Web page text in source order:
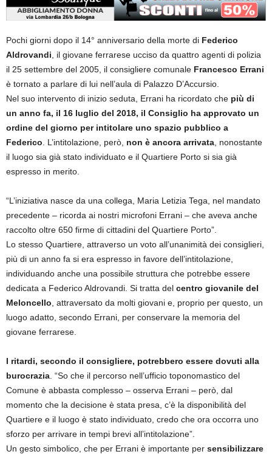
Pochi giorni dopo il 14° anniversario della morte di Federico
Aldrovandi, il giovane ferrarese ucciso da quattro agenti di polizia
il 25 settembre del 2005, il consigliere comunale Francesco Errani
è tornato a parlare di lui nell’aula di Palazzo D’Accursio.
Nel suo intervento di inizio seduta, Errani ha ricordato che più di
un anno fa, il 16 luglio del 2018, il Consiglio ha approvato un
ordine del giorno per intitolare uno spazio pubblico a
Federico. L’intitolazione, però, non è ancora arrivata, nonostante
il luogo sia già stato individuato e il Quartiere Porto si sia già
espresso in merito.
“L’iniziativa nasce da una collega, Maria Letizia Tega, nel mandato
precedente – ricorda ai nostri microfoni Errani – che aveva anche
raccolto oltre 650 firme di cittadini del Quartiere Porto”.
Lo stesso Quartiere, attraverso un voto all’unanimità dei consiglieri,
più di un anno fa si era espresso in favore dell’intitolazione,
individuando anche una possibile struttura che potrebbe essere
dedicata a Federico Aldrovandi. Si tratta del centro giovanile del
Meloncello, attraversato da molti giovani e, proprio per questo, un
luogo adatto, secondo Errani, per conservare la memoria del
giovane ferrarese.
I ritardi, secondo il consigliere, potrebbero essere dovuti alla
burocrazia. “So che il percorso nell’ufficio toponomastico del
Comune è abbasta complesso – osserva Errani – però, dal
momento che la decisione è stata presa, c’è la disponibilità del
Quartiere e il luogo è stato individuato, credo che ora occorra uno
sforzo per arrivare in tempi brevi all’intitolazione”.
Un gesto simbolico, che per Errani è importante per sensibilizzare